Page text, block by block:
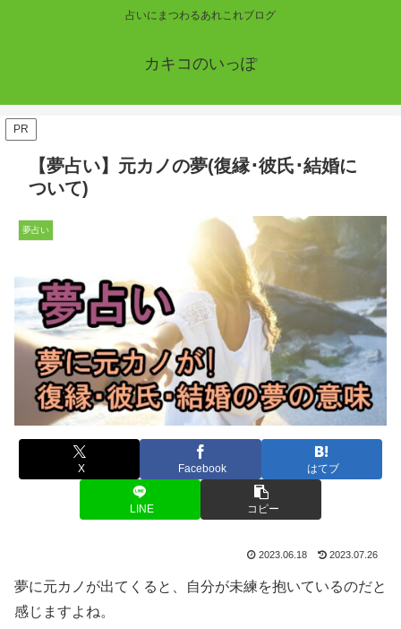
占いにまつわるあれこれブログ
カキコのいっぽ
PR
【夢占い】元カノの夢(復縁･彼氏･結婚に
ついて)
夢占い
X Facebook はてブ
LINE コピー
2023.06.18 2023.07.26
夢に元カノが出てくると、自分が未練を抱いているのだと
感じますよね。